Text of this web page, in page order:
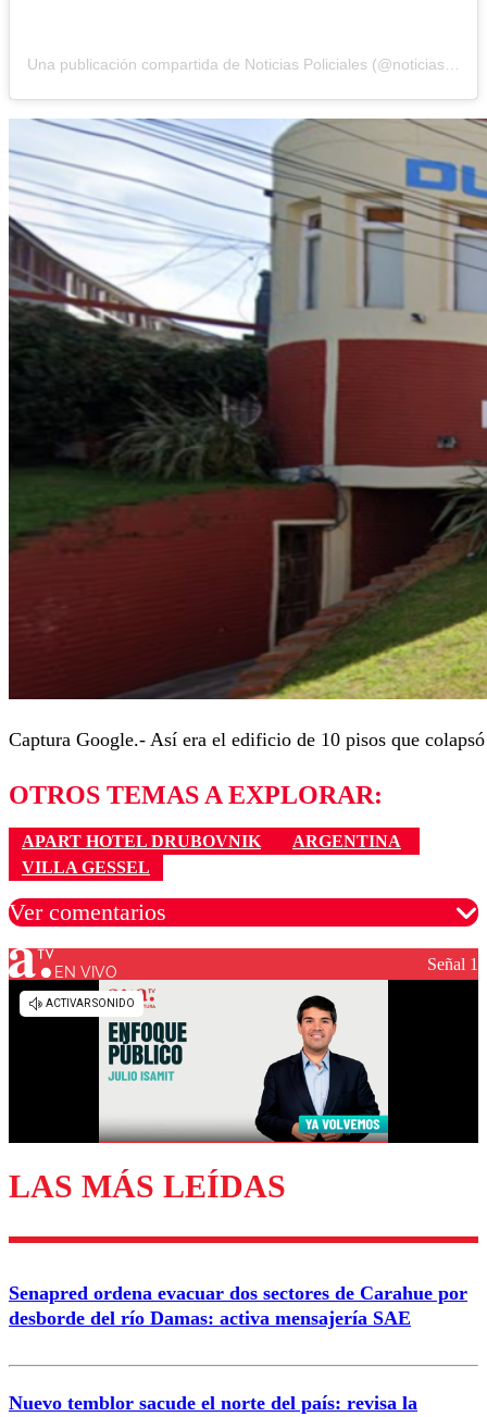
Una publicación compartida de Noticias Policiales (@noticiaspolicialesdelacosta)
Captura Google.- Así era el edificio de 10 pisos que
OTROS TEMAS A EXPLORAR:
APART HOTEL DRUBOVNIK
ARGENTINA
VILLA GESSEL
Ver comentarios
Los comentarios son moderados para garantizar un
diálogo respetuoso.
Enviar comentario
EN VIVO Señal 1
LAS MÁS LEÍDAS
Senapred ordena evacuar dos sectores de Carahue por
desborde del río Damas: activa mensajería SAE
Nuevo temblor sacude el norte del país: revisa la